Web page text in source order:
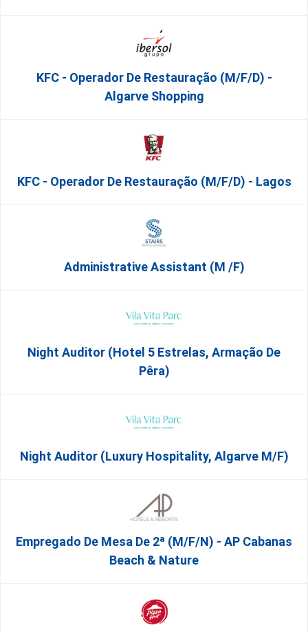
KFC - Operador De Restauração (m/f/d) -
Algarve Shopping
KFC - Operador De Restauração (m/f/d) - Lagos
Administrative Assistant (m /f)
Night Auditor (Hotel 5 Estrelas, Armação De
Pêra)
Night Auditor (Luxury Hospitality, Algarve M/F)
Empregado De Mesa De 2ª (M/F/N) - AP Cabanas
Beach & Nature